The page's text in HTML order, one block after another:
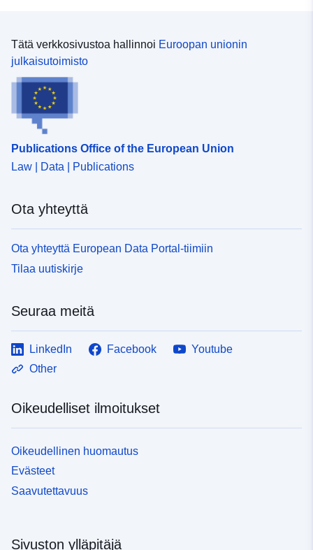
Tätä verkkosivustoa hallinnoi Euroopan unionin
julkaisutoimisto
Publications Office of the European Union
Law | Data | Publications
Ota yhteyttä
Ota yhteyttä European Data Portal-tiimiin
Tilaa uutiskirje
Seuraa meitä
LinkedIn Facebook
Youtube
Other
Oikeudelliset ilmoitukset
Oikeudellinen huomautus
Evästeet
Saavutettavuus
Sivuston ylläpitäjä